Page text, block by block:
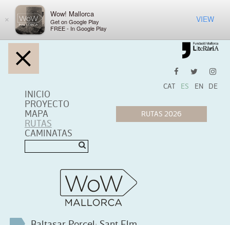
×
Wow! Mallorca
Get on Google Play
FREE - In Google Play
VIEW
INICIO
PROYECTO
MAPA
RUTAS
CAMINATAS
CAT ES EN DE